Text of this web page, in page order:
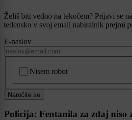
Želiš biti vedno na tekočem? Prijavi se
tedensko v svoj email nabiralnik prejmi
E-naslov
Nisem robot
Naročite se
Policija: Fentanila za zdaj niso